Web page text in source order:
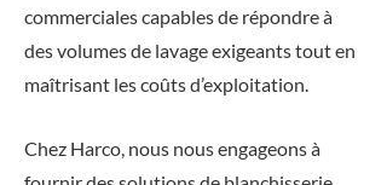
commerciales capables de répondre à
des volumes de lavage exigeants tout en
maîtrisant les coûts d’exploitation.
Chez Harco, nous nous engageons à